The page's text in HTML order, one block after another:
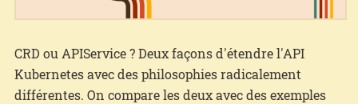
CRD ou APIService ? Deux façons d'étendre l'API
Kubernetes avec des philosophies radicalement
différentes. On compare les deux avec des exemples